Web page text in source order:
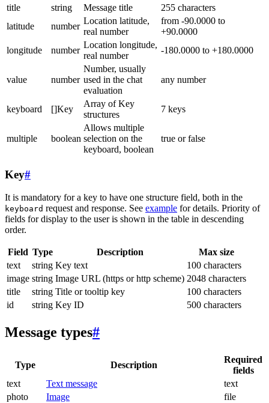
title
string Message title
255 characters
latitude
number
Location latitude,
real number
from -90.0000 to
+90.0000
longitude
number
Location longitude,
real number
-180.0000 to +180.0000
value number
Number, usually
used in the chat
evaluation
any number
keyboard []Key
Array of Key
structures
7 keys
multiple boolean
Allows multiple
selection on the
keyboard, boolean
true or false
Key#
It is mandatory for a key to have one structure field, both in the
keyboard request and response. See example for details. Priority of
fields for display to the user is shown in the table in descending
order.
Field Type Description
Max size
text
string Key text
100 characters
image string Image URL (https or http scheme) 2048 characters
title
string Title or tooltip key
100 characters
id
string Key ID 500 characters
Message types#
Type Description
Required
fields
text
Text message
text
photo
Image
file